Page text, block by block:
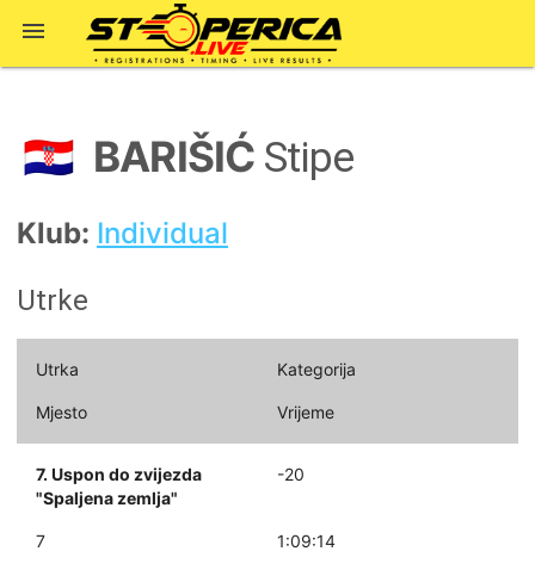

🇭🇷 BARIŠIĆ Stipe
Klub: Individual
Utrke
Utrka Kategorija
Mjesto Vrijeme
7. Uspon do zvijezda
"Spaljena zemlja"
-20
7 1:09:14